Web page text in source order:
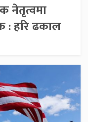
नेतृत्वमा
हरि ढकाल